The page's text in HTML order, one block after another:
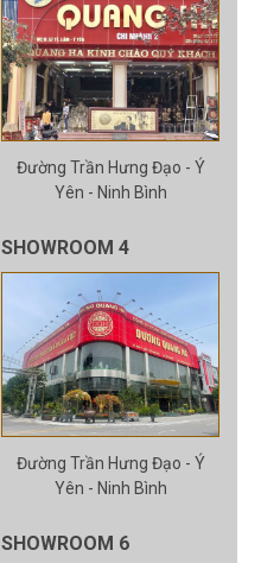
Đường Trần Hưng Đạo - Ý
Yên - Ninh Bình
SHOWROOM 4
Đường Trần Hưng Đạo - Ý
Yên - Ninh Bình
SHOWROOM 6